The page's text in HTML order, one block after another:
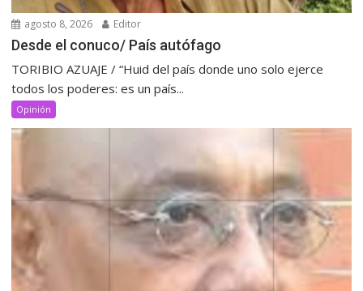
agosto 8, 2026 Editor
Desde el conuco/ País autófago
TORIBIO AZUAJE / “Huid del país donde uno solo ejerce
todos los poderes: es un país...
Opinión